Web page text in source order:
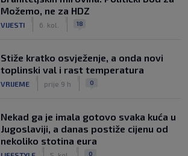
Možemo, ne za HDZ
VIJESTI 6. kol. 18
Stiže kratko osvježenje, a onda novi
toplinski val i rast temperatura
VRIJEME prije 9 h 0
Nekad ga je imala gotovo svaka kuća u
Jugoslaviji, a danas postiže cijenu od
nekoliko stotina eura
0